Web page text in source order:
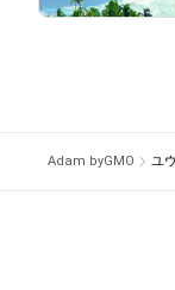
Adam byGMO